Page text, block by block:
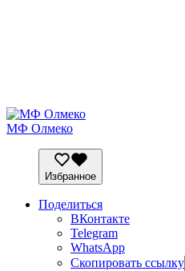
МФ Олмеко
Избранное
Поделиться
ВКонтакте
Telegram
WhatsApp
Скопировать ссылку